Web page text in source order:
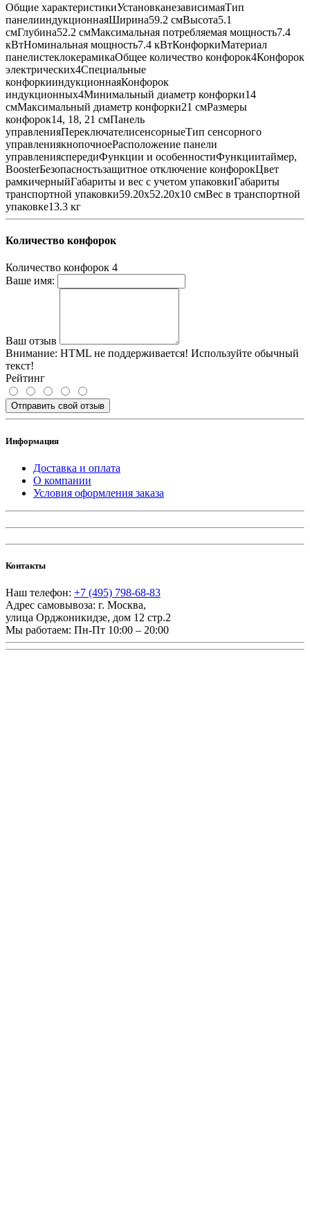
Общие характеристикиУстановканезависимаяТип
панелииндукционнаяШирина59.2 смВысота5.1
смГлубина52.2 смМаксимальная потребляемая мощность7.4
кВтНоминальная мощность7.4 кВтКонфоркиМатериал
панелистеклокерамикаОбщее количество конфорок4Конфорок
электрических4Специальные
конфоркииндукционнаяКонфорок
индукционных4Минимальный диаметр конфорки14
смМаксимальный диаметр конфорки21 смРазмеры
конфорок14, 18, 21 смПанель
управленияПереключателисенсорныеТип сенсорного
управлениякнопочноеРасположение панели
управленияспередиФункции и особенностиФункциитаймер,
BoosterБезопасностьзащитное отключение конфорокЦвет
рамкичерныйГабариты и вес с учетом упаковкиГабариты
транспортной упаковки59.20х52.20х10 смВес в транспортной
упаковке13.3 кг
Количество конфорок
Количество конфорок 4
Ваше имя:
Ваш отзыв
Внимание: HTML не поддерживается! Используйте обычный
текст!
Рейтинг
Отправить свой отзыв
Информация
Доставка и оплата
О компании
Условия оформления заказа
Контакты
Наш телефон: +7 (495) 798-68-83
Адрес самовывоза: г. Москва,
улица Орджоникидзе, дом 12 стр.2
Мы работаем: Пн-Пт 10:00 – 20:00